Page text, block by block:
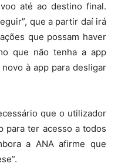
até ao destino final.
que a partir daí irá
que possam haver
que não tenha a app
à app para desligar
que o utilizador
para ter acesso a todos
a ANA afirme que